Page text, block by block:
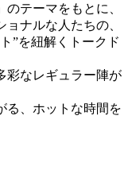
テーマをもとに、
ナルな人たちの、
”を紐解くトークド
彩なレギュラー陣が
る、ホットな時間を